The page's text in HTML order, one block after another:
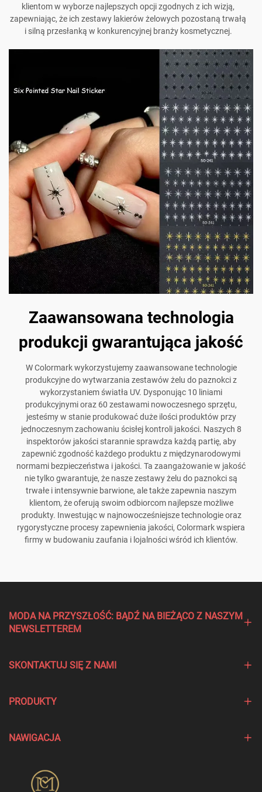
klientom w wyborze najlepszych opcji zgodnych z ich wizją,
zapewniając, że ich zestawy lakierów żelowych pozostaną trwałą
i silną przesłanką w konkurencyjnej branży kosmetycznej.
Zaawansowana technologia
produkcji gwarantująca jakość
W Colormark wykorzystujemy zaawansowane technologie
produkcyjne do wytwarzania zestawów żelu do paznokci z
wykorzystaniem światła UV. Dysponując 10 liniami
produkcyjnymi oraz 60 zestawami nowoczesnego sprzętu,
jesteśmy w stanie produkować duże ilości produktów przy
jednoczesnym zachowaniu ścisłej kontroli jakości. Naszych 8
inspektorów jakości starannie sprawdza każdą partię, aby
zapewnić zgodność każdego produktu z międzynarodowymi
normami bezpieczeństwa i jakości. Ta zaangażowanie w jakość
nie tylko gwarantuje, że nasze zestawy żelu do paznokci są
trwałe i intensywnie barwione, ale także zapewnia naszym
klientom, że oferują swoim odbiorcom najlepsze możliwe
produkty. Inwestując w najnowocześniejsze technologie oraz
rygorystyczne procesy zapewnienia jakości, Colormark wspiera
firmy w budowaniu zaufania i lojalności wśród ich klientów.
MODA NA PRZYSZŁOŚĆ: BĄDŹ NA BIEŻĄCO Z NASZYM
NEWSLETTEREM
SKONTAKTUJ SIĘ Z NAMI
PRODUKTY
NAWIGACJA